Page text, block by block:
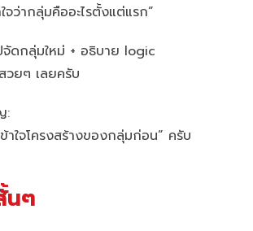
จว่ากลุ่มคืออะไรตั้งแต่แรก”
จัดกลุ่มใหม่ + อธิบาย logic
วยๆ เลยครับ
:
าใจโครงสร้างของกลุ่มก่อน” ครับ
นๆ